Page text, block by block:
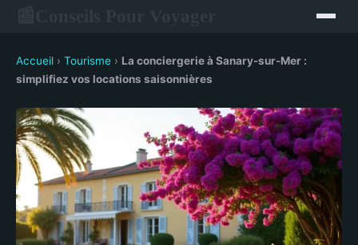
Accueil › Tourisme › La conciergerie à Sanary-sur-Mer :
simplifiez vos locations saisonnières